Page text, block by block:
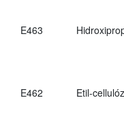
E463
E462 Etil-cellulóz